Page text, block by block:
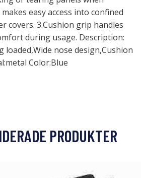
easy access into confined
covers. 3.Cushion grip handles
during usage. Description:
loaded,Wide nose design,Cushion
Color:Blue
PRODUKTER